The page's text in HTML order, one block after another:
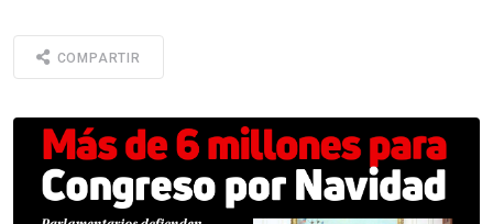
COMPARTIR